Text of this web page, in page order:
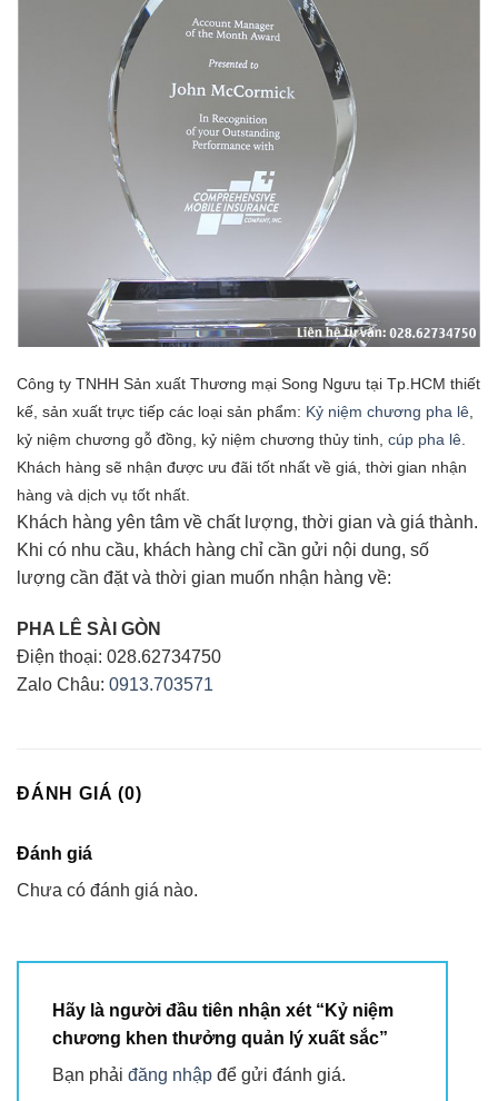
Công ty TNHH Sản xuất Thương mại Song Ngưu tại Tp.HCM thiết
kế, sản xuất trực tiếp các loại sản phẩm: Kỷ niệm chương pha lê,
kỷ niệm chương gỗ đồng, kỷ niệm chương thủy tinh, cúp pha lê.
Khách hàng sẽ nhận được ưu đãi tốt nhất về giá, thời gian nhận
hàng và dịch vụ tốt nhất.
Khách hàng yên tâm về chất lượng, thời gian và giá thành.
Khi có nhu cầu, khách hàng chỉ cần gửi nội dung, số
lượng cần đặt và thời gian muốn nhận hàng về:
PHA LÊ SÀI GÒN
Điện thoại: 028.62734750
Zalo Châu: 0913.703571
ĐÁNH GIÁ (0)
Đánh giá
Chưa có đánh giá nào.
Hãy là người đầu tiên nhận xét “Kỷ niệm
chương khen thưởng quản lý xuất sắc”
Bạn phải đăng nhập để gửi đánh giá.